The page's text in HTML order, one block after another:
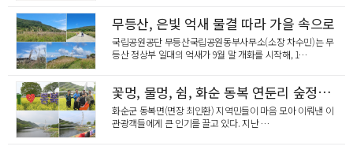
무등산, 은빛 억새 물결 따라 가을 속으로
국립공원공단 무등산국립공원동부사무소(소장 차수민)는 무
등산 정상부 일대의 억새가 9월 말 개화를 시작해, 1…
꽃멍, 물멍, 쉼, 화순 동복 연둔리 숲정이에서 즐기세요~^^
화순군 동복면(면장 최인환) 지역민들이 마음 모아 이뤄낸 이
관광객들에게 큰 인기를 끌고 있다. 지난 …